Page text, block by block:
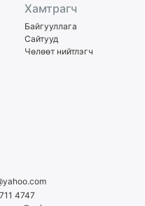
Хамтрагч
Байгууллага
Сайтууд
Чөлөөт нийтлэгч
4747